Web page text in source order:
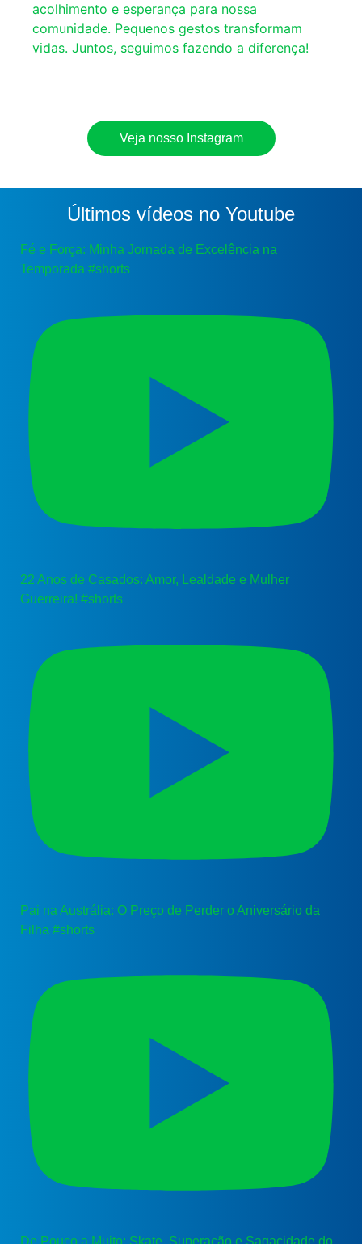
Veja nosso Instagram
Últimos vídeos no Youtube
Fé e Força: Minha Jornada de Excelência na
Temporada #shorts
22 Anos de Casados: Amor, Lealdade e Mulher
Guerreira! #shorts
Pai na Austrália: O Preço de Perder o Aniversário da
Filha #shorts
De Pouco a Muito: Skate, Superação e Sagacidade do